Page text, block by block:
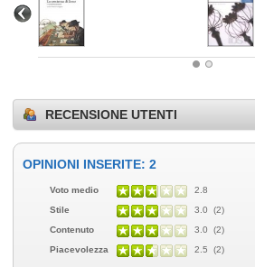
RECENSIONE UTENTI
OPINIONI INSERITE: 2
Voto medio
2.8
Stile
3.0 (2)
Contenuto
3.0 (2)
Piacevolezza
2.5 (2)